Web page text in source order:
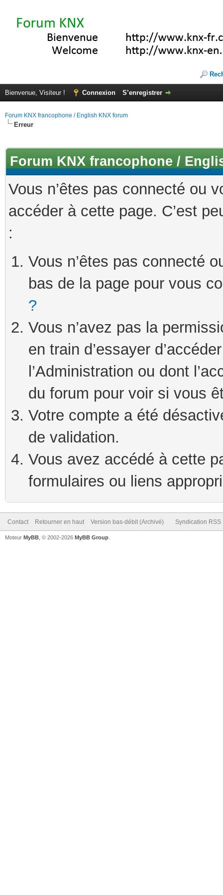
Bienvenue, Visiteur ! Connexion S’enregistrer
Forum KNX francophone / English KNX forum
Erreur
Forum KNX francophone /
Vous n’êtes pas connecté ou
accéder à cette page. C’est
:
Vous n’êtes pas connecté
bas de la page pour vous
?
Vous n’avez pas la
en train d’essayer
l’Administration ou dont
du forum pour voir si vous
Votre compte a été
de validation.
Vous avez accédé à cette
formulaires ou liens
Contact Retourner en haut Version bas-débit (Archivé) Syndication RSS
Moteur MyBB , © 2002-2026 MyBB Group